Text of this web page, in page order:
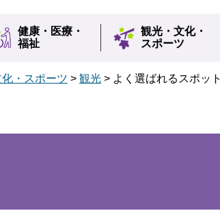
検
索
健康・ 医療・
福祉
観光・ 文化・
スポーツ
・スポーツ > 観光 > よく選ばれるスポット